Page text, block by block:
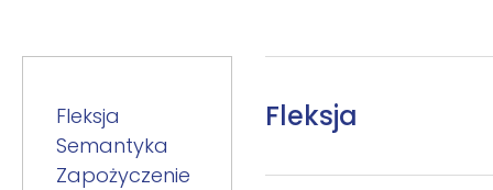
Fleksja
Semantyka
Zapożyczenie
Fleksja